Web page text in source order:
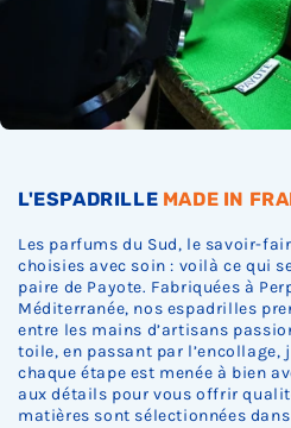
L'ESPADRILLE MADE IN
Les parfums du Sud, le savoir-
choisies avec soin : voilà ce qui
paire de Payote. Fabriquées à
Méditerranée, nos espadrilles
entre les mains d’artisans
toile, en passant par
chaque étape est menée à bien
aux détails pour vous offrir
matières sont sélectionnées